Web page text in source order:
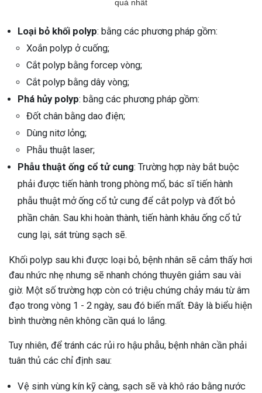
quả nhất
Loại bỏ khối polyp: bằng các phương pháp gồm:
Xoắn polyp ở cuống;
Cắt polyp bằng forcep vòng;
Cắt polyp bằng dây vòng;
Phá hủy polyp: bằng các phương pháp gồm:
Đốt chân bằng dao điện;
Dùng nitơ lỏng;
Phẫu thuật laser;
Phẫu thuật ống cổ tử cung: Trường hợp này bắt buộc
phải được tiến hành trong phòng mổ, bác sĩ tiến hành
phẫu thuật mở ống cổ tử cung để cắt polyp và đốt bỏ
phần chân. Sau khi hoàn thành, tiến hành khâu ống cổ tử
cung lại, sát trùng sạch sẽ.
Khối polyp sau khi được loại bỏ, bệnh nhân sẽ cảm thấy hơi
đau nhức nhẹ nhưng sẽ nhanh chóng thuyên giảm sau vài
giờ. Một số trường hợp còn có triệu chứng chảy máu từ âm
đạo trong vòng 1 - 2 ngày, sau đó biến mất. Đây là biểu hiện
bình thường nên không cần quá lo lắng.
Tuy nhiên, để tránh các rủi ro hậu phẫu, bệnh nhân cần phải
tuân thủ các chỉ định sau:
Vệ sinh vùng kín kỹ càng, sạch sẽ và khô ráo bằng nước